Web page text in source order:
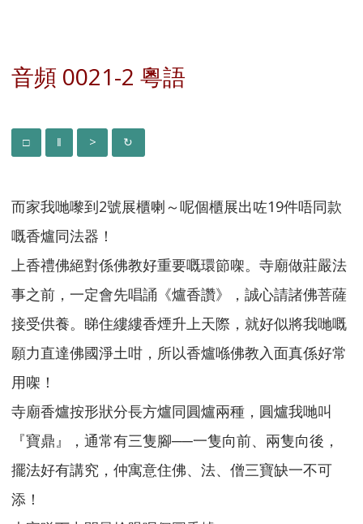
音頻 0021-2 粵語
而家我哋嚟到2號展櫃喇～呢個櫃展出咗19件唔同款
嘅香爐同法器！
上香禮佛絕對係佛教好重要嘅環節㗎。寺廟做莊嚴法
事之前，一定會先唱誦《爐香讚》，誠心請諸佛菩薩
接受供養。睇住縷縷香煙升上天際，就好似將我哋嘅
願力直達佛國淨土咁，所以香爐喺佛教入面真係好常
用㗎！
寺廟香爐按形狀分長方爐同圓爐兩種，圓爐我哋叫
『寶鼎』，通常有三隻腳──一隻向前、兩隻向後，
擺法好有講究，仲寓意住佛、法、僧三寶缺一不可
添！